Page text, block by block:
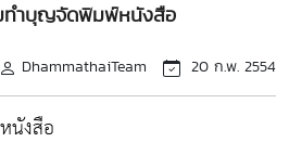
ทำบุญจัดพิมพ์หนังสือ
DhammathaiTeam 20 ก.พ. 2554
นังสือ